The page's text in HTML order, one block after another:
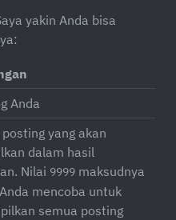
yakin Anda bisa
Anda
yang akan
dalam hasil
Nilai 9999maksudnya
mencoba untuk
semua posting